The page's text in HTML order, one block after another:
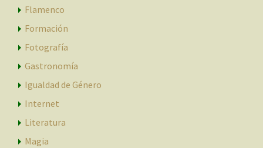
Flamenco
Formación
Fotografía
Gastronomía
Igualdad de Género
Internet
Literatura
Magia